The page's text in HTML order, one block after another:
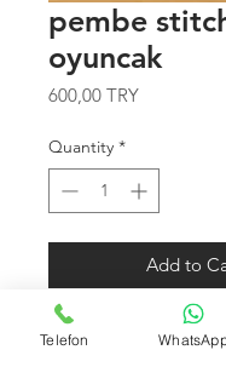
pembe
oyuncak
600,00 TRYPrice
Quantity *
Add to
ürünün boyutu 45 cm
Telefon